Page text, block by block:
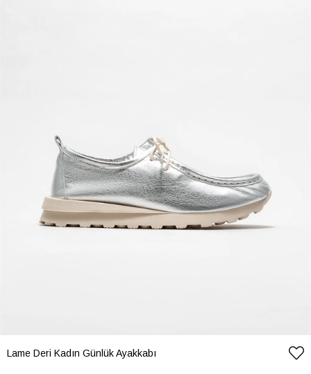
Lame Deri Kadın Günlük Ayakkabı